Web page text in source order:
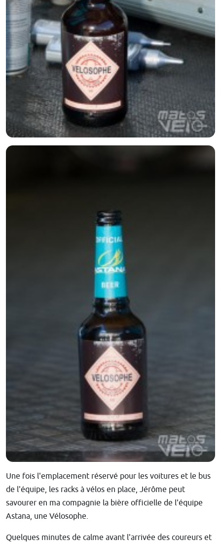
Une fois l'emplacement réservé pour les voitures et le bus
de l'équipe, les racks à vélos en place, Jérôme peut
savourer en ma compagnie la bière officielle de l'équipe
Astana, une Vélosophe.
Quelques minutes de calme avant l'arrivée des coureurs et